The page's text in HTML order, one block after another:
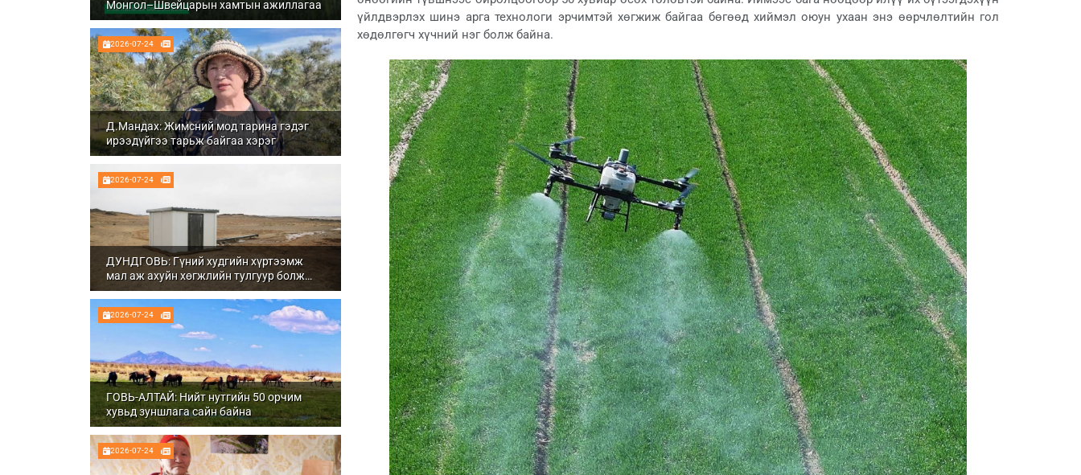
Монгол–Швейцарын хамтын ажиллагаа
2026-07-24
Д.Мандах: Жимсний мод тарина гэдэг
ирээдүйгээ тарьж байгаа хэрэг
2026-07-24
ДУНДГОВЬ: Гүний худгийн хүртээмж
мал аж ахуйн хөгжлийн тулгуур болж
байна
2026-07-24
ГОВЬ-АЛТАЙ: Нийт нутгийн 50 орчим
хувьд зуншлага сайн байна
2026-07-24
үйлдвэрлэх шинэ арга технологи эрчимтэй хөгжиж байгаа бөгөөд хиймэл оюун ухаан энэ өөрчлөлтийн гол
хөдөлгөгч хүчний нэг болж байна.